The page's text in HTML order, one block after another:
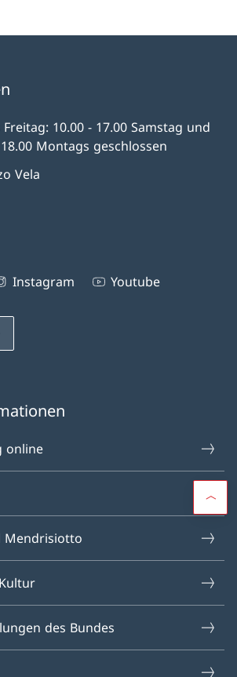
10.00 - 17.00 Samstag und
Montags geschlossen
Vela
Instagram Youtube
online
Mendrisiotto
des Bundes